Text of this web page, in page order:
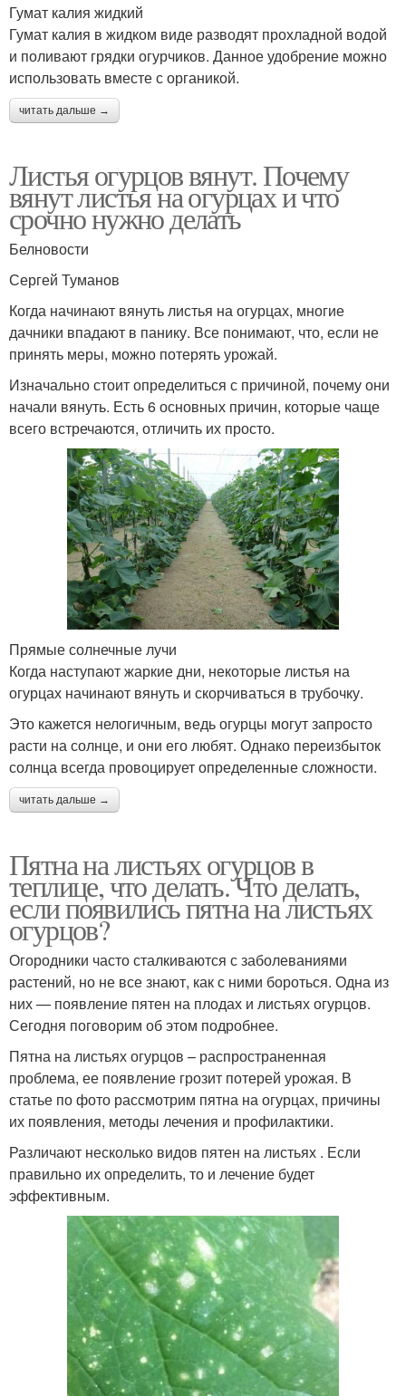
Гумат калия жидкий
Гумат калия в жидком виде разводят прохладной водой
и поливают грядки огурчиков. Данное удобрение можно
использовать вместе с органикой.
читать дальше →
Листья огурцов вянут. Почему
вянут листья на огурцах и что
срочно нужно делать
Белновости
Сергей Туманов
Когда начинают вянуть листья на огурцах, многие
дачники впадают в панику. Все понимают, что, если не
принять меры, можно потерять урожай.
Изначально стоит определиться с причиной, почему они
начали вянуть. Есть 6 основных причин, которые чаще
всего встречаются, отличить их просто.
Прямые солнечные лучи
Когда наступают жаркие дни, некоторые листья на
огурцах начинают вянуть и скорчиваться в трубочку.
Это кажется нелогичным, ведь огурцы могут запросто
расти на солнце, и они его любят. Однако переизбыток
солнца всегда провоцирует определенные сложности.
читать дальше →
Пятна на листьях огурцов в
теплице, что делать. Что делать,
если появились пятна на листьях
огурцов?
Огородники часто сталкиваются с заболеваниями
растений, но не все знают, как с ними бороться. Одна из
них — появление пятен на плодах и листьях огурцов.
Сегодня поговорим об этом подробнее.
Пятна на листьях огурцов – распространенная
проблема, ее появление грозит потерей урожая. В
статье по фото рассмотрим пятна на огурцах, причины
их появления, методы лечения и профилактики.
Различают несколько видов пятен на листьях . Если
правильно их определить, то и лечение будет
эффективным.